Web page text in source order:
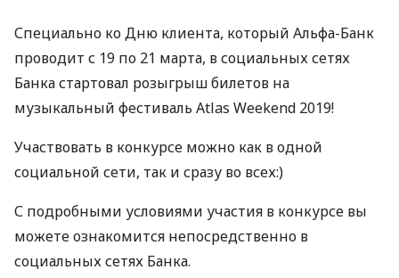
Специально ко Дню клиента, который Альфа-Банк
проводит с 19 по 21 марта, в социальных сетях
Банка стартовал розыгрыш билетов на
музыкальный фестиваль Atlas Weekend 2019!
Участвовать в конкурсе можно как в одной
социальной сети, так и сразу во всех:)
С подробными условиями участия в конкурсе вы
можете ознакомится непосредственно в
социальных сетях Банка.